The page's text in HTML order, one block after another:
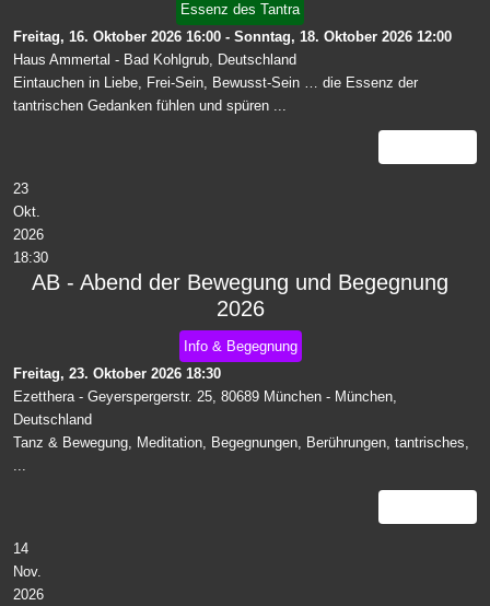
Essenz des Tantra
Freitag, 16. Oktober 2026 16:00 - Sonntag, 18. Oktober 2026 12:00
Haus Ammertal - Bad Kohlgrub, Deutschland
Eintauchen in Liebe, Frei-Sein, Bewusst-Sein … die Essenz der
tantrischen Gedanken fühlen und spüren ...
23
Okt.
2026
18:30
AB - Abend der Bewegung und Begegnung
2026
Info & Begegnung
Freitag, 23. Oktober 2026 18:30
Ezetthera - Geyerspergerstr. 25, 80689 München - München,
Deutschland
Tanz & Bewegung, Meditation, Begegnungen, Berührungen, tantrisches,
...
14
Nov.
2026